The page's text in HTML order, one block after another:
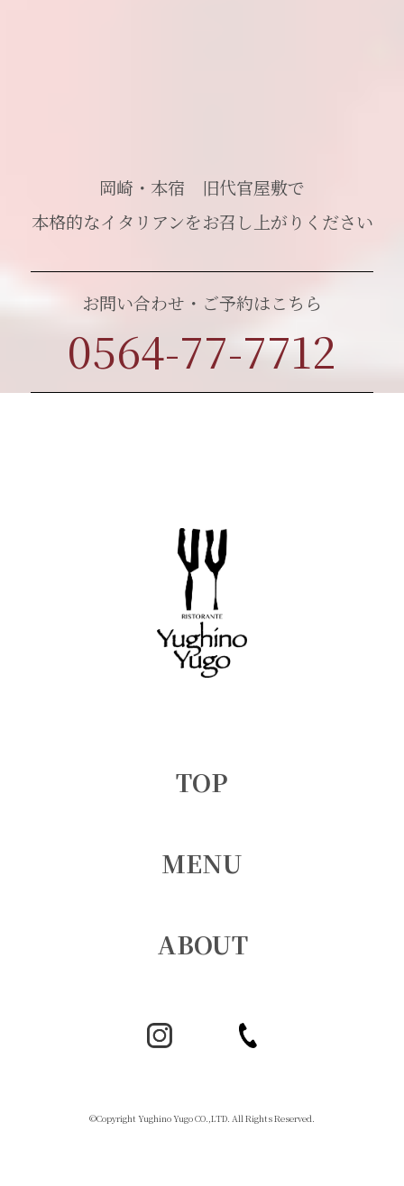
岡崎・本宿 旧代官屋敷で
本格的なイタリアンをお召し上がりください
お問い合わせ・ご予約はこちら
0564-77-7712
TOP
MENU
ABOUT
©Copyright Yughino Yugo CO.,LTD. All Rights Reserved.